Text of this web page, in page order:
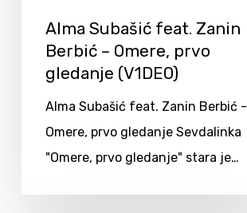
Alma Subašić feat. Zanin
Berbić – Omere, prvo
gledanje (V1DEO)
Alma Subašić feat. Zanin Berbić -
Omere, prvo gledanje Sevdalinka
"Omere, prvo gledanje" stara je…